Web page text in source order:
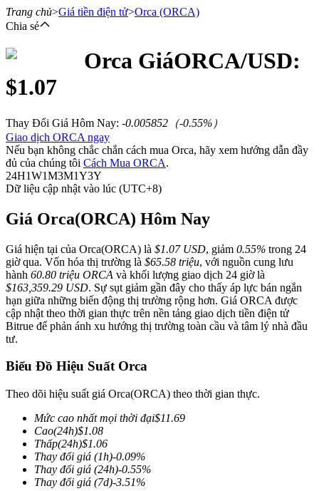
Hợp đồng tương lai
USDT Futures
TradFi
Phái sinh cổ phiếu, ngoại hối, kim loại quý và hàng hóa
Trang chủ>Giá tiền điện tử>Orca (ORCA)
Chia sẻ
Orca GiáORCA/USD:
$1.07
Thay Đổi Giá Hôm Nay: -0.005852 （-0.55%）
Giao dịch ORCA ngay
Nếu bạn không chắc chắn cách mua Orca, hãy xem hướng dẫn đầy
đủ của chúng tôi Cách Mua ORCA.
24H1W1M3M1Y3Y
Dữ liệu cập nhật vào lúc (UTC+8)
Giá Orca(ORCA) Hôm Nay
Giá hiện tại của Orca(ORCA) là $1.07 USD, giảm 0.55% trong 24
giờ qua. Vốn hóa thị trường là $65.58 triệu, với nguồn cung lưu
hành 60.80 triệu ORCA và khối lượng giao dịch 24 giờ là
$163,359.29 USD. Sự sụt giảm gần đây cho thấy áp lực bán ngắn
hạn giữa những biến động thị trường rộng hơn. Giá ORCA được
cập nhật theo thời gian thực trên nền tảng giao dịch tiền điện tử
Bitrue để phản ánh xu hướng thị trường toàn cầu và tâm lý nhà đầu
tư.
Biểu Đồ Hiệu Suất Orca
Theo dõi hiệu suất giá Orca(ORCA) theo thời gian thực.
Mức cao nhất mọi thời đại$11.69
Cao(24h)$1.08
Thấp(24h)$1.06
Thay đổi giá (1h)-0.09%
Thay đổi giá (24h)-0.55%
Thay đổi giá (7d)-3.51%